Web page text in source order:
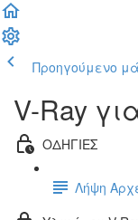
Προηγούμενο
V-Ray
ΟΔΗΓΙΕΣ
Λήψη